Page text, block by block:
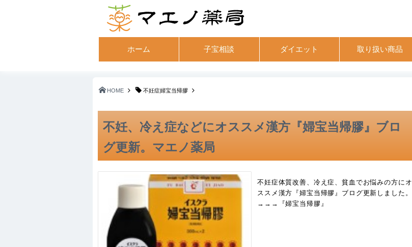
ホーム 子宝相談 ダイエット 取り扱い商品
HOME 不妊症婦宝当帰膠
不妊、冷え症などにオススメ漢方『婦宝当帰膠』ブロ
グ更新。マエノ薬局
不妊症体質改善、冷え症、貧血でお悩みの方にオ
ススメ漢方『婦宝当帰膠』ブログ更新しました。
→→→『婦宝当帰膠』